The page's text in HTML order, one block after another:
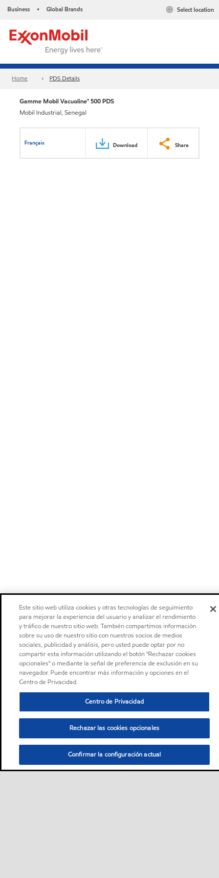
Business • Global Brands Select location
Home PDS Details
Gamme Mobil Vacuoline™ 500 PDS
Mobil Industrial, Senegal
Français Download Share
Este sitio web utiliza cookies y otras tecnologías de seguimiento
para mejorar la experiencia del usuario y analizar el rendimiento
y tráfico de nuestro sitio web. También compartimos información
sobre su uso de nuestro sitio con nuestros socios de medios
sociales, publicidad y análisis, pero usted puede optar por no
compartir esta información utilizando el botón "Rechazar cookies
opcionales" o mediante la señal de preferencia de exclusión en su
navegador. Puede encontrar más información y opciones en el
Centro de Privacidad.
Centro de Privacidad
Rechazar las cookies opcionales
Confirmar la configuración actual